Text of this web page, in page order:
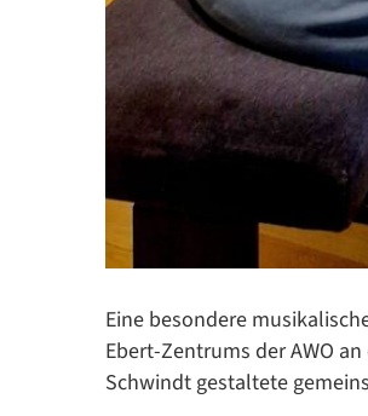
Eine besondere
Ebert-Zentrums der AWO
Schwindt gestaltete